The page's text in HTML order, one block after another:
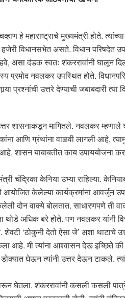
हे महाराष्ट्राचे मुख्यमंत्री होते.
हजेरी विधानसभेत असते. विधान परिषदेत
असा दंडक स्वतः शंकररावांनी घालून
प्रमोद नवलकर उपस्थित होते.
प्रश्नांची उत्तरे देण्याची जबाबदारी
शासनाकडून मागितले. नवलकर
आणि ग्रंथांना वाळवी लागली आहे,
शासन याबाबतीत काय उपाययोजना
चंद्रिका केनिया उभ्या राहिल्या.
आयोजित केलेल्या कार्यक्रमांना आवर्जून
दोन वाक्ये बोलतात. साधारणपणे ती
थोडे अधिक बरे होते. पण नवलकर यांनी
‘ठोकुनी देतो ऐसा जे’ अशा
आहे. मी त्यांना आश्वासन देऊ इच्छिते
घेऊन त्यांनी उत्तर देऊन टाकले.
घेतला. शंकररावांनी कसली कसली